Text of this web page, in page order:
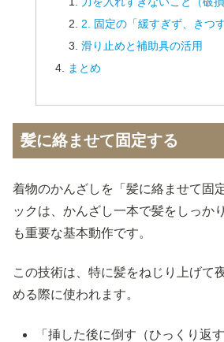
2. 固定の「緩すぎず、きつ
滑り止めと補助具の活用
まとめ
髪に絡ませて固定する
着物のかんざしを「髪に絡ませて固
ックは、かんざし一本で髪をしっか
も重要な基本動作です。
この技術は、特に髪をねじり上げて
める際に使われます。
「挿した後に倒す（ひっくり返